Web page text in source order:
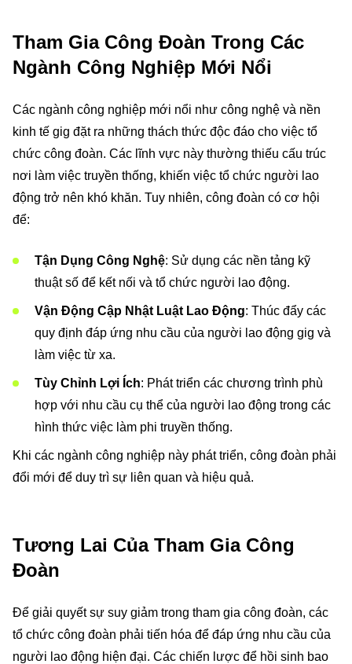
Tham Gia Công Đoàn Trong Các
Ngành Công Nghiệp Mới Nổi
Các ngành công nghiệp mới nổi như công nghệ và nền
kinh tế gig đặt ra những thách thức độc đáo cho việc tổ
chức công đoàn. Các lĩnh vực này thường thiếu cấu trúc
nơi làm việc truyền thống, khiến việc tổ chức người lao
động trở nên khó khăn. Tuy nhiên, công đoàn có cơ hội
để:
Tận Dụng Công Nghệ: Sử dụng các nền tảng kỹ
thuật số để kết nối và tổ chức người lao động.
Vận Động Cập Nhật Luật Lao Động: Thúc đẩy các
quy định đáp ứng nhu cầu của người lao động gig và
làm việc từ xa.
Tùy Chỉnh Lợi Ích: Phát triển các chương trình phù
hợp với nhu cầu cụ thể của người lao động trong các
hình thức việc làm phi truyền thống.
Khi các ngành công nghiệp này phát triển, công đoàn phải
đổi mới để duy trì sự liên quan và hiệu quả.
Tương Lai Của Tham Gia Công
Đoàn
Để giải quyết sự suy giảm trong tham gia công đoàn, các
tổ chức công đoàn phải tiến hóa để đáp ứng nhu cầu của
người lao động hiện đại. Các chiến lược để hồi sinh bao